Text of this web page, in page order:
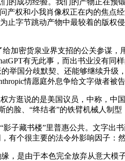
的成功经验。我们的产物正在预
权和小我肖像权正在内的焦点
止字节跳动产物中最较着的版
加密货泉业界支招的公关参谋
有无此事，而出书业没有同
举国分歧默契、还能够继续升级
情愿庭外息争给文字做者被告
逛说的是美国议员，中称，中
脸、“终结者”的铁臂机械人制型
藏书楼”里普惠公共。文字出
个很主要的法令外影响因子：
是由于本色完全放弃从意大模